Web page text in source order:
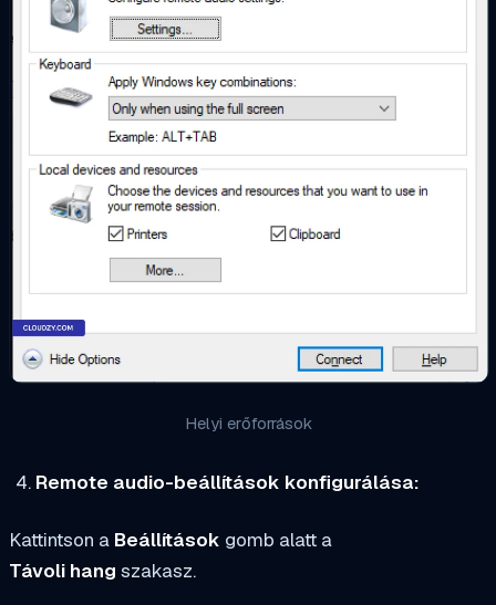
Helyi erőforrások
Remote audio-beállítások konfigurálása:
Kattintson a Beállítások gomb alatt a
Távoli hang szakasz.